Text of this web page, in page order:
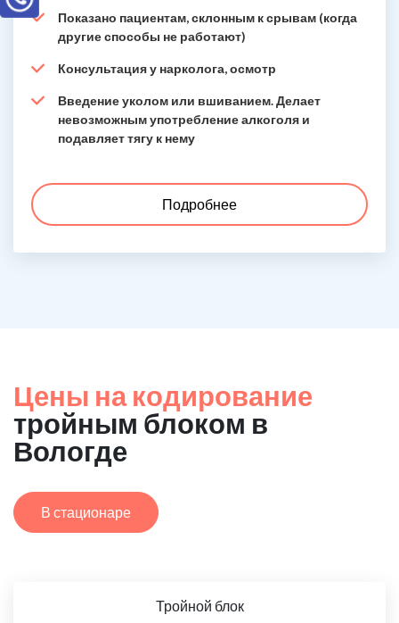
Показано пациентам, склонным к срывам (когда
другие способы не работают)
Консультация у нарколога, осмотр
Введение уколом или вшиванием. Делает
невозможным употребление алкоголя и
подавляет тягу к нему
Подробнее
Цены на кодирование
тройным блоком в
Вологде
В стационаре
Тройной блок